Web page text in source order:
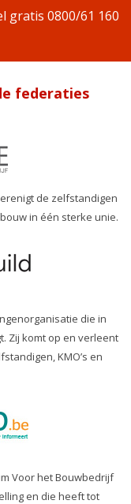
gratis 0800/61 160
federaties
de zelfstandigen
in één sterke unie.
die in
Zij komt op en verleent
KMO’s en
Voor het Bouwbedrijf
en die heeft tot